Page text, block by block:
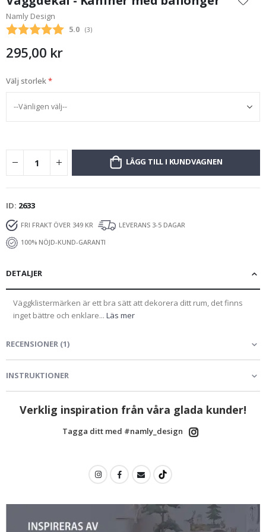
början
av
bildgalleriet
Namly Design
Snittbetyg:
5.0 (röster:
3)
295,00 kr
Välj storlek
LÄGG TILL I KUNDVAGNEN
ID 2633
FRI FRAKT ÖVER 349 KR
LEVERANS 3-5 DAGAR
100% NÖJD-KUND-GARANTI
DETALJER
Väggklistermärken är ett bra sätt att dekorera ditt rum, det finns
inget bättre och enklare... Läs mer
RECENSIONER (1)
INSTRUKTIONER
Verklig inspiration från våra glada kunder!
Tagga ditt med #namly_design